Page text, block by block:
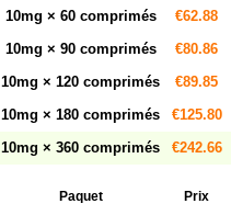
10mg × 60 comprimés
€62.88
10mg × 90 comprimés
€80.86
10mg × 120 comprimés
€89.85
10mg × 180 comprimés
€125.80
10mg × 360 comprimés
€242.66
Paquet Prix